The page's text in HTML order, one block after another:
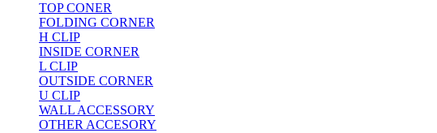
TOP CONER
FOLDING CORNER
H CLIP
INSIDE CORNER
L CLIP
OUTSIDE CORNER
U CLIP
WALL ACCESSORY
OTHER ACCESORY